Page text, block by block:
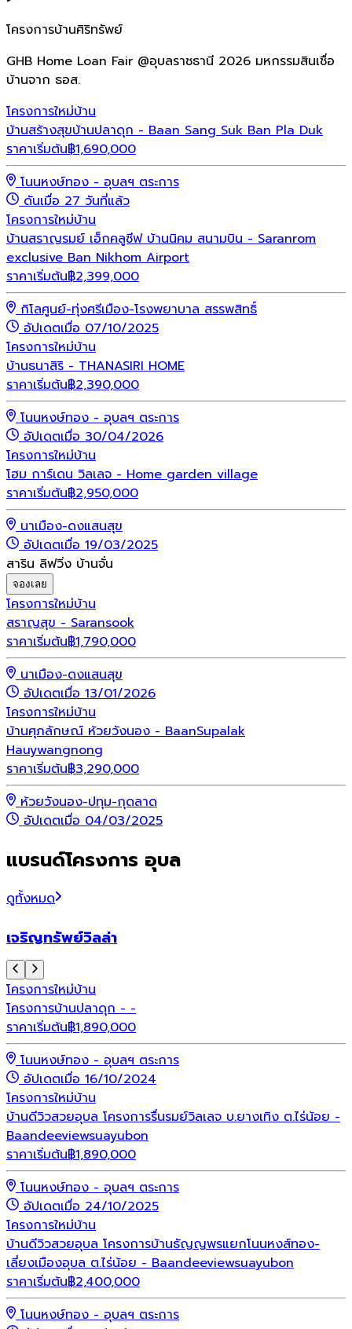
โครงการบ้านศิริทรัพย์
GHB Home Loan Fair @อุบลราชธานี 2026 มหกรรมสินเชื่อ
บ้านจาก ธอส.
โครงการใหม่บ้าน
บ้านสร้างสุขบ้านปลาดุก - Baan Sang Suk Ban Pla Duk
ราคาเริ่มต้น฿1,690,000
โนนหงษ์ทอง - อุบลฯ ตระการ
ดันเมื่อ 27 วันที่แล้ว
โครงการใหม่บ้าน
บ้านสราญรมย์ เอ็กคลูซีฟ บ้านนิคม สนามบิน - Saranrom
exclusive Ban Nikhom Airport
ราคาเริ่มต้น฿2,399,000
กิโลศูนย์-ทุ่งศรีเมือง-โรงพยาบาล สรรพสิทธิ์
อัปเดตเมื่อ 07/10/2025
โครงการใหม่บ้าน
บ้านธนาสิริ - THANASIRI HOME
ราคาเริ่มต้น฿2,390,000
โนนหงษ์ทอง - อุบลฯ ตระการ
อัปเดตเมื่อ 30/04/2026
โครงการใหม่บ้าน
โฮม การ์เดน วิลเลจ - Home garden village
ราคาเริ่มต้น฿2,950,000
นาเมือง-ดงแสนสุข
อัปเดตเมื่อ 19/03/2025
สาริน ลิฟวิ่ง บ้านจั่น
จองเลย
โครงการใหม่บ้าน
สราญสุข - Saransook
ราคาเริ่มต้น฿1,790,000
นาเมือง-ดงแสนสุข
อัปเดตเมื่อ 13/01/2026
โครงการใหม่บ้าน
บ้านศุภลักษณ์ ห้วยวังนอง - BaanSupalak
Hauywangnong
ราคาเริ่มต้น฿3,290,000
ห้วยวังนอง-ปทุม-กุดลาด
อัปเดตเมื่อ 04/03/2025
แบรนด์โครงการ อุบล
ดูทั้งหมด
เจริญทรัพย์วิลล่า
โครงการใหม่บ้าน
โครงการบ้านปลาดุก - -
ราคาเริ่มต้น฿1,890,000
โนนหงษ์ทอง - อุบลฯ ตระการ
อัปเดตเมื่อ 16/10/2024
โครงการใหม่บ้าน
บ้านดีวิวสวยอุบล โครงการรื่นรมย์วิลเลจ บ.ยางเทิง ต.ไร่น้อย -
Baandeeviewsuayubon
ราคาเริ่มต้น฿1,890,000
โนนหงษ์ทอง - อุบลฯ ตระการ
อัปเดตเมื่อ 24/10/2025
โครงการใหม่บ้าน
บ้านดีวิวสวยอุบล โครงการบ้านธัญญพรแยกโนนหงส์ทอง-
เลี่ยงเมืองอุบล ต.ไร่น้อย - Baandeeviewsuayubon
ราคาเริ่มต้น฿2,400,000
โนนหงษ์ทอง - อุบลฯ ตระการ